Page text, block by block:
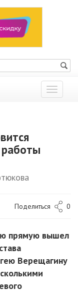
Показать
меню
Поделиться 0
прямую вышел
Верещагину